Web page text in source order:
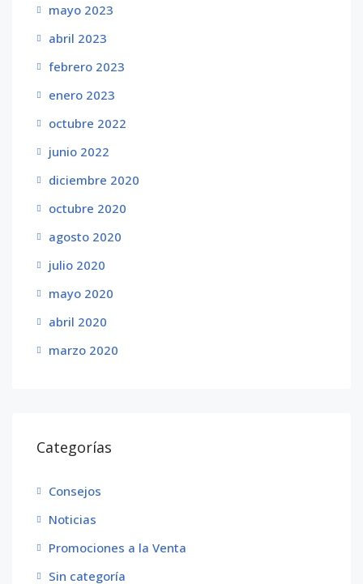
mayo 2023
abril 2023
febrero 2023
enero 2023
octubre 2022
junio 2022
diciembre 2020
octubre 2020
agosto 2020
julio 2020
mayo 2020
abril 2020
marzo 2020
Categorías
Consejos
Noticias
Promociones a la Venta
Sin categoría